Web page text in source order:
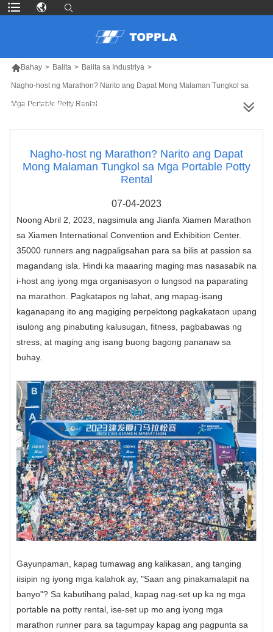
Bahay > Balita > Balita sa Industriya >
Nagho-host ng Marathon? Narito ang Dapat Mong Malaman Tungkol sa
Mga Portable Potty Rental
MAS MARAMING PRODUKTO
Nagho-host ng Marathon? Narito ang Dapat
Mong Malaman Tungkol sa Mga Portable Potty
Rental
07-04-2023
Noong Abril 2, 2023, nagsimula ang Jianfa Xiamen Marathon
sa Xiamen International Convention and Exhibition Center.
35000 runners ang nagpaligsahan para sa bilis at passion sa
magandang isla. Hindi ka maaaring maging mas nasasabik na
i-host ang iyong mga organisasyon o lungsod na paparating
na marathon. Pagkatapos ng lahat, ang mapag-isang
kaganapang ito ang magiging perpektong pagkakataon upang
isulong ang pinabuting kalusugan, fitness, pagbabawas ng
stress, at maging ang isang buong bagong pananaw sa
buhay.
Gayunpaman, kapag tumawag ang kalikasan, ang tanging
iisipin ng iyong mga kalahok ay, "Saan ang pinakamalapit na
banyo"? Sa kabutihang palad, kapag nag-set up ka ng mga
portable na potty rental, ise-set up mo ang iyong mga
marathon runner para sa tagumpay kapag ang pagpunta sa